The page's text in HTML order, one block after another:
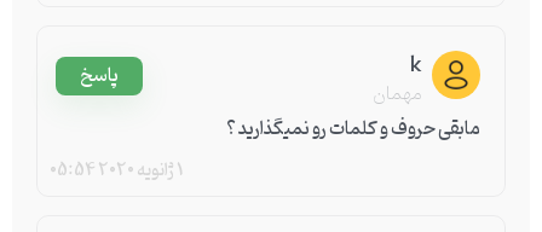
k
مهمان
1 ژانویه 2020 05:54
مابقی حروف و کلمات رو نمیگذارید؟
پاسخ